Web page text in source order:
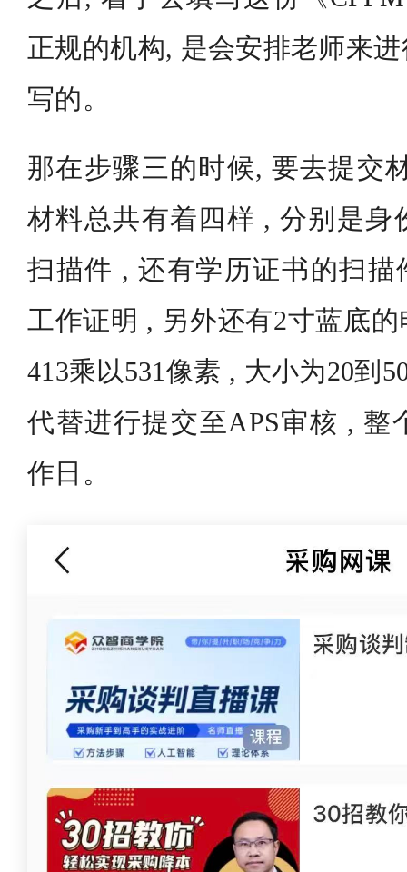
正规的机构, 是会安排老师来
写的。
那在步骤三的时候, 要去提交
材料总共有着四样 , 分别是身
扫描件 , 还有学历证书的扫
工作证明 , 另外还有2寸蓝底
413乘以531像素 , 大小为20到
代替进行提交至APS审核 , 整
作日。